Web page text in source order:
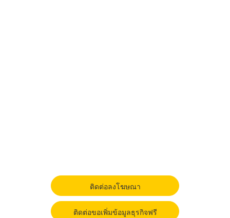
ติดต่อลงโฆษณา
ติดต่อขอเพิ่มข้อมูลธุรกิจฟรี